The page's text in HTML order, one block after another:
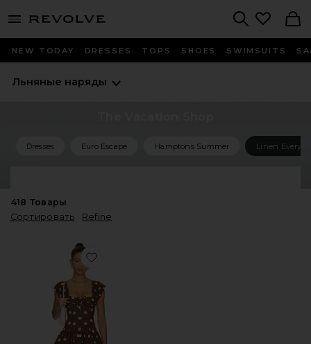
menu - shows more content
NEW TODAY DRESSES TOPS SHOES SWIMSUITS
Льняные наряды
Dresses Euro Escape Hamptons Summer Linen
418 Товары
Сортировать
Refine
Favorite МИНИ ПЛАТЬЕ